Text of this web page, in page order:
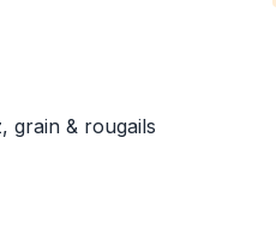
grain & rougails